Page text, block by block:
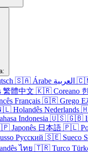
🇸🇦 Árabe العربية
繁體中文 🇰🇷 Coreano
Français 🇬🇷 Grego
Holandês Nederlands
Indonesia 🇺🇸 🇬🇧
Japonês 日本語 🇵🇱
Русский 🇸🇪 Sueco
ไทย 🇹🇷 Turco